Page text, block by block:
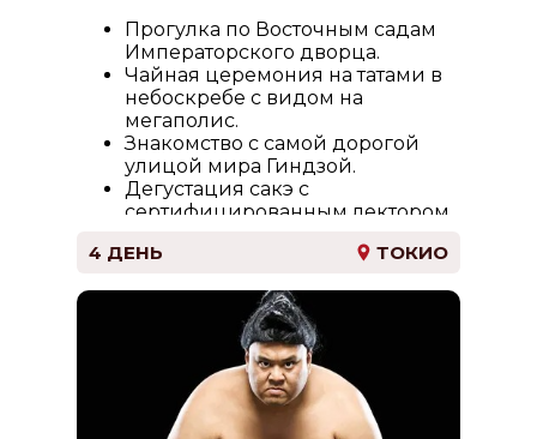
Прогулка по Восточным садам
Императорского дворца.
Чайная церемония на татами в
небоскребе с видом на
мегаполис.
Знакомство с самой дорогой
улицой мира Гиндзой.
Дегустация сакэ с
сертифицированным лектором
Education Trust (WSET).
4 ДЕНЬ ТОКИО